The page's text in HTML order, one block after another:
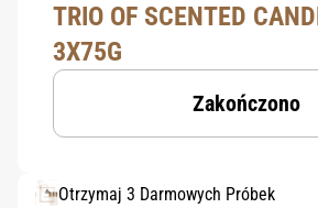
TRIO OF SCENTED
3X75G
Zakończono
Otrzymaj 3 Darmowych Próbek